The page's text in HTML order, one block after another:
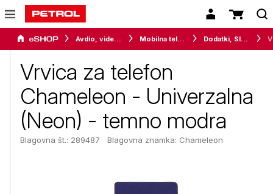
Avdio, video in telefonija Mobilna telefonija Dodatki, SIM kartice in predplačniški paketi
Vrvica za telefon
Chameleon - Univerzalna
(Neon) - temno modra
Blagovna št.: 289487 Blagovna znamka: Chameleon